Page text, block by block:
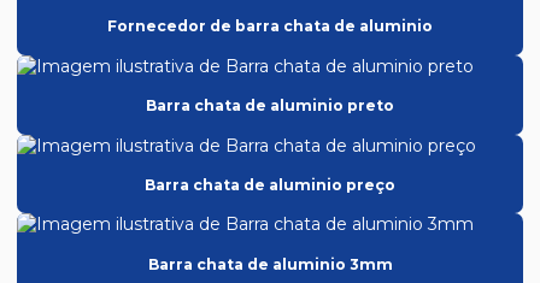
Fornecedor de barra chata de aluminio
Barra chata de aluminio preto
Barra chata de aluminio preço
Barra chata de aluminio 3mm